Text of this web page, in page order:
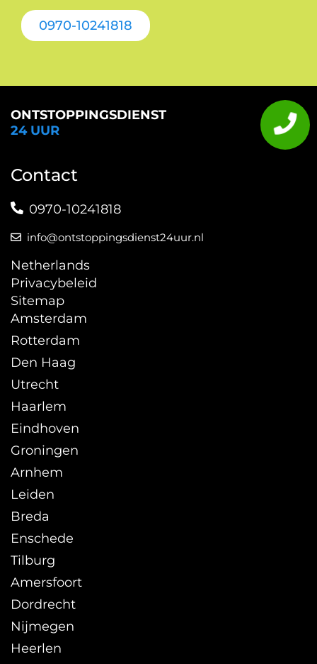
0970-10241818
ONTSTOPPINGSDIENST
24 UUR
Contact
0970-10241818
info@ontstoppingsdienst24uur.nl
Netherlands
Privacybeleid
Sitemap
Amsterdam
Rotterdam
Den Haag
Utrecht
Haarlem
Eindhoven
Groningen
Arnhem
Leiden
Breda
Enschede
Tilburg
Amersfoort
Dordrecht
Nijmegen
Heerlen